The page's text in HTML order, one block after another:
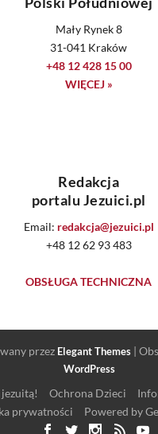
Mały Rynek 8
31-041 Kraków
+48 12 428 15 00
WIĘCEJ »
Redakcja
portalu Jezuici.pl
Email: redakcja@jezuici.pl
+48 12 62 93 483
OBSŁUGA TECHNICZNA
przez Elegant Themes |
WordPress
Ochrona Dzieci
prywatności
Powered by